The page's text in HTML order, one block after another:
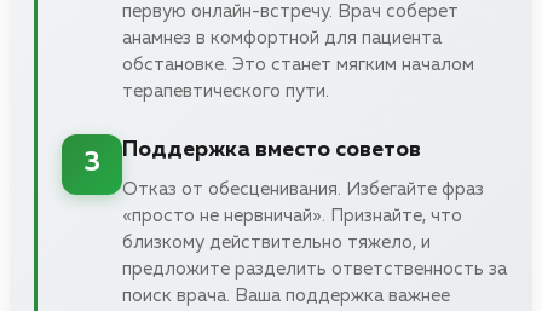
первую онлайн-встречу. Врач соберет
анамнез в комфортной для пациента
обстановке. Это станет мягким началом
терапевтического пути.
3
Поддержка вместо советов
Отказ от обесценивания. Избегайте фраз
«просто не нервничай». Признайте, что
близкому действительно тяжело, и
предложите разделить ответственность за
поиск врача. Ваша поддержка важнее